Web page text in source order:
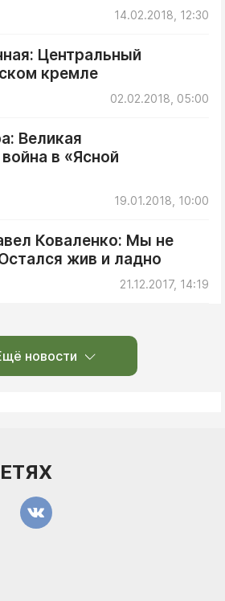
14.02.2018, 12:30
Центральный
кремле
02.02.2018, 05:00
Великая
в «Ясной
19.01.2018, 10:00
Коваленко: Мы не
жив и ладно
21.12.2017, 14:19
новости